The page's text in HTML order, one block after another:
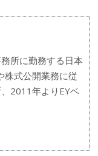
所に勤務する日本
株式公開業務に従
2011年よりEYベ